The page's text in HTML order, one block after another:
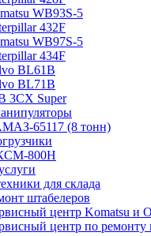
WB93S-5
432F
WB97S-5
434F
BL61B
BL71B
3CX Super
65117 (8 тонн)
800H
для склада
штабелеров
центр Komatsu и
центр по ремонту